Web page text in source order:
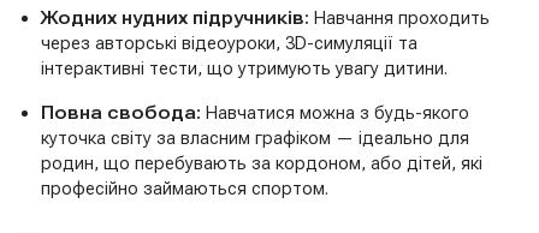
Жодних нудних підручників: Навчання проходить
через авторські відеоуроки, 3D-симуляції та
інтерактивні тести, що утримують увагу дитини.
Повна свобода: Навчатися можна з будь-якого
куточка світу за власним графіком — ідеально для
родин, що перебувають за кордоном, або дітей, які
професійно займаються спортом.